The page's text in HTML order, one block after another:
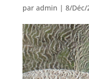
par admin | 8/Déc/